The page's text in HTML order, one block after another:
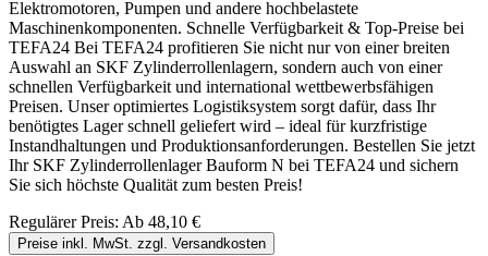
Elektromotoren, Pumpen und andere hochbelastete
Maschinenkomponenten. Schnelle Verfügbarkeit & Top-Preise bei
TEFA24 Bei TEFA24 profitieren Sie nicht nur von einer breiten
Auswahl an SKF Zylinderrollenlagern, sondern auch von einer
schnellen Verfügbarkeit und international wettbewerbsfähigen
Preisen. Unser optimiertes Logistiksystem sorgt dafür, dass Ihr
benötigtes Lager schnell geliefert wird – ideal für kurzfristige
Instandhaltungen und Produktionsanforderungen. Bestellen Sie jetzt
Ihr SKF Zylinderrollenlager Bauform N bei TEFA24 und sichern
Sie sich höchste Qualität zum besten Preis!
Regulärer Preis: Ab 48,10 €
Preise inkl. MwSt. zzgl. Versandkosten